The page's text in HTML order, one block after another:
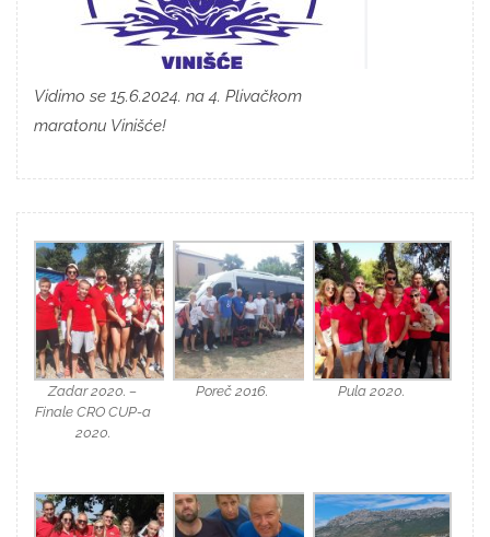
Vidimo se 15.6.2024. na 4. Plivačkom
maratonu Vinišće!
Zadar 2020. –
Finale CRO CUP-a
2020.
Poreč 2016. Pula 2020.